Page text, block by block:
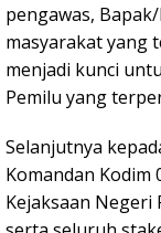
pengawas,
masyarakat yang
menjadi kunci
Pemilu yang
Selanjutnya
Komandan Kodim
Kejaksaan Negeri